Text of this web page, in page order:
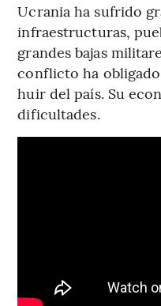
Ucrania ha sufrido
infraestructuras,
grandes bajas
conflicto ha
huir del país. Su
dificultades.